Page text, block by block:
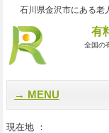
石川県金沢市にある老
有
全国の
MENU
現在地 ：